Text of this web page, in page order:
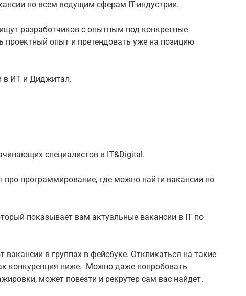
по всем ведущим сферам IT-индустрии.
разработчиков с опытным под конкретные
проектный опыт и претендовать уже на позицию
в ИТ и Диджитал.
специалистов в IT&Digital.
программирование, где можно найти вакансии по
показывает вам актуальные вакансии в IT по
в группах в фейсбуке. Откликаться на такие
конкуренция ниже. Можно даже попробовать
может повезти и рекрутер сам вас найдет.